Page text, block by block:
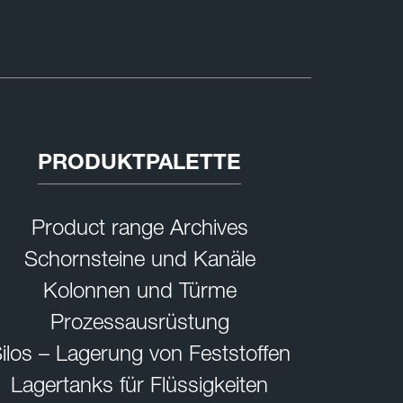
PRODUKTPALETTE
Product range Archives
Schornsteine und Kanäle
Kolonnen und Türme
Prozessausrüstung
– Lagerung von Feststoffen
Lagertanks für Flüssigkeiten